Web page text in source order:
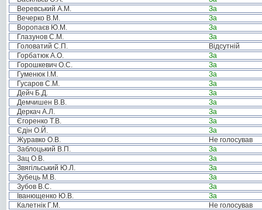
Веревський А.М.
За
Вечерко В.М.
За
Воропаєв Ю.М.
За
Глазунов С.М.
За
Головатий С.П.
Відсутній
Горбатюк А.О.
За
Горошкевич О.С.
За
Гуменюк І.М.
За
Гусаров С.М.
За
Дейч Б.Д.
За
Демчишен В.В.
За
Деркач А.Л.
За
Єгоренко Т.В.
За
Єдін О.Й.
За
Журавко О.В.
Не голосував
Заблоцький В.П.
За
Зац О.В.
За
Звягільський Ю.Л.
За
Зубець М.В.
За
Зубов В.С.
За
Іванющенко Ю.В.
За
Калетнік Г.М.
Не голосував